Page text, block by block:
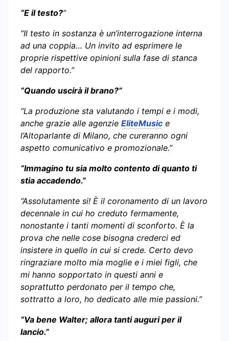
“E il testo?”
“Il testo in sostanza è un’interrogazione interna
ad una coppia… Un invito ad esprimere le
proprie rispettive opinioni sulla fase di stanca
del rapporto.”
“Quando uscirà il brano?”
“La produzione sta valutando i tempi e i modi,
anche grazie alle agenzie EliteMusic e
l’Altoparlante di Milano, che cureranno ogni
aspetto comunicativo e promozionale.”
“Immagino tu sia molto contento di quanto ti
stia accadendo.”
“Assolutamente si! È il coronamento di un lavoro
decennale in cui ho creduto fermamente,
nonostante i tanti momenti di sconforto. È la
prova che nelle cose bisogna crederci ed
insistere in quello in cui si crede. Certo devo
ringraziare molto mia moglie e i miei figli, che
mi hanno sopportato in questi anni e
soprattutto perdonato per il tempo che,
sottratto a loro, ho dedicato alle mie passioni.”
“Va bene Walter; allora tanti auguri per il
lancio.”